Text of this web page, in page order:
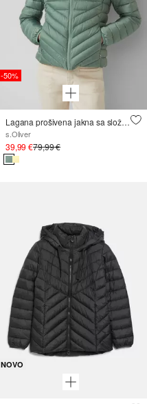
-50%
Lagana prošivena jakna sa složivim dizajnom
s.Oliver
39,99 €79,99 €
NOVO